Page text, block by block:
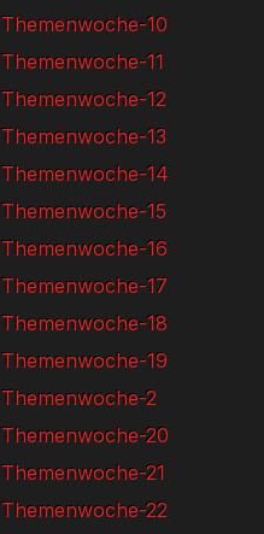
Themenwoche-10
Themenwoche-11
Themenwoche-12
Themenwoche-13
Themenwoche-14
Themenwoche-15
Themenwoche-16
Themenwoche-17
Themenwoche-18
Themenwoche-19
Themenwoche-2
Themenwoche-20
Themenwoche-21
Themenwoche-22